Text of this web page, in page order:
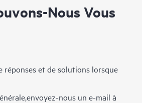
Nous Vous
réponses et de solutions lorsque
nous un e-mail à